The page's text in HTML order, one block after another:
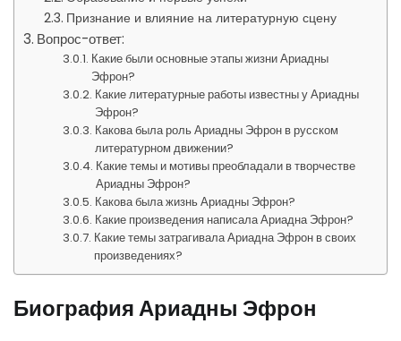
Признание и влияние на литературную сцену
Вопрос-ответ:
Какие были основные этапы жизни Ариадны
Эфрон?
Какие литературные работы известны у Ариадны
Эфрон?
Какова была роль Ариадны Эфрон в русском
литературном движении?
Какие темы и мотивы преобладали в творчестве
Ариадны Эфрон?
Какова была жизнь Ариадны Эфрон?
Какие произведения написала Ариадна Эфрон?
Какие темы затрагивала Ариадна Эфрон в своих
произведениях?
Биография Ариадны Эфрон